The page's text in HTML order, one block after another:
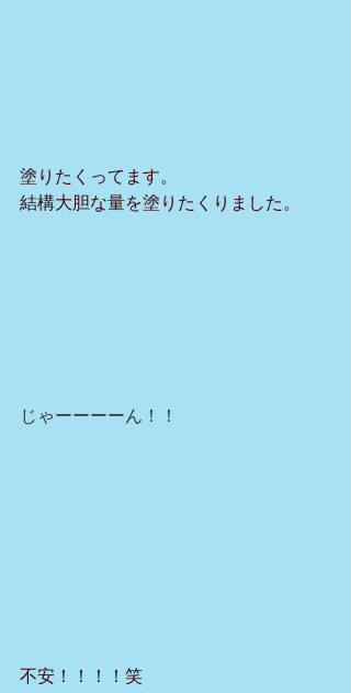
塗りたくってます。
結構大胆な量を塗りたくりました。
じゃーーーーん！！
不安！！！！笑